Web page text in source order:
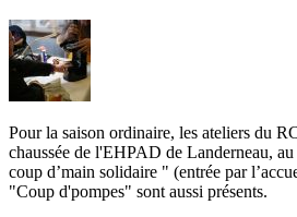
Pour la saison ordinaire, les ateliers du
chaussée de l'EHPAD de Landerneau,
coup d’main solidaire " (entrée par
"Coup d'pompes" sont aussi présents.